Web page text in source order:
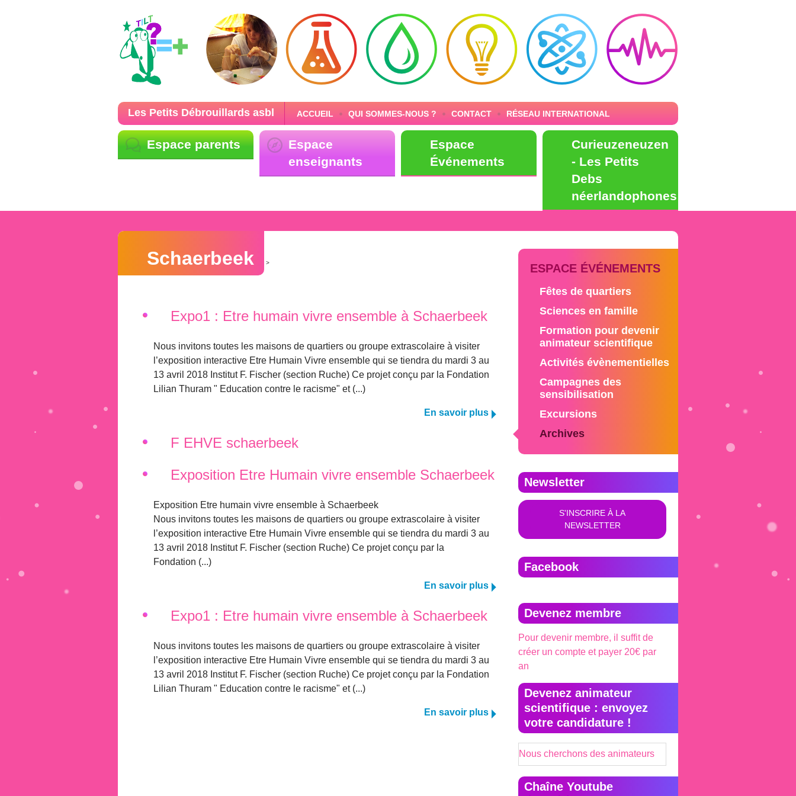
Les Petits Débrouillards asbl ACCUEIL QUI SOMMES-NOUS ? CONTACT RÉSEAU INTERNATIONAL
Espace parents
Espace
enseignants
Espace
Événements
Curieuzeneuzen
- Les Petits
Debs
néerlandophones
Schaerbeek >
Expo1 : Etre humain vivre ensemble à Schaerbeek
Nous invitons toutes les maisons de quartiers ou groupe extrascolaire à visiter
l’exposition interactive Etre Humain Vivre ensemble qui se tiendra du mardi 3 au
13 avril 2018 Institut F. Fischer (section Ruche) Ce projet conçu par la Fondation
Lilian Thuram " Education contre le racisme" et (...)
En savoir plus
F EHVE schaerbeek
Exposition Etre Humain vivre ensemble Schaerbeek
Exposition Etre humain vivre ensemble à Schaerbeek
Nous invitons toutes les maisons de quartiers ou groupe extrascolaire à visiter
l’exposition interactive Etre Humain Vivre ensemble qui se tiendra du mardi 3 au
13 avril 2018 Institut F. Fischer (section Ruche) Ce projet conçu par la
Fondation (...)
En savoir plus
Expo1 : Etre humain vivre ensemble à Schaerbeek
Nous invitons toutes les maisons de quartiers ou groupe extrascolaire à visiter
l’exposition interactive Etre Humain Vivre ensemble qui se tiendra du mardi 3 au
13 avril 2018 Institut F. Fischer (section Ruche) Ce projet conçu par la Fondation
Lilian Thuram " Education contre le racisme" et (...)
En savoir plus
ESPACE ÉVÉNEMENTS
Fêtes de quartiers
Sciences en famille
Formation pour devenir
animateur scientifique
Activités évènementielles
Campagnes des
sensibilisation
Excursions
Archives
Newsletter
S'INSCRIRE À LA
NEWSLETTER
Facebook
Devenez membre
Pour devenir membre, il suffit de
créer un compte et payer 20€ par
an
Devenez animateur
scientifique : envoyez
votre candidature !
Nous cherchons des animateurs
Chaîne Youtube